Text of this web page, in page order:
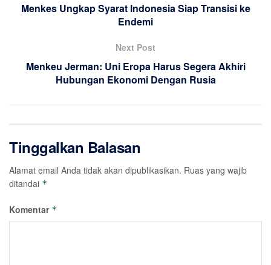
Menkes Ungkap Syarat Indonesia Siap Transisi ke
Endemi
Next Post
Menkeu Jerman: Uni Eropa Harus Segera Akhiri
Hubungan Ekonomi Dengan Rusia
Tinggalkan Balasan
Alamat email Anda tidak akan dipublikasikan. Ruas yang wajib
ditandai *
Komentar *